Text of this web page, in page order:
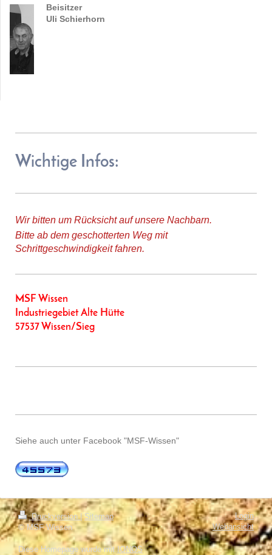
Beisitzer
Uli Schierhorn
Wichtige Infos:
Wir bitten um Rücksicht auf unsere Nachbarn.
Bitte ab dem geschotterten Weg mit
Schrittgeschwindigkeit fahren.
MSF Wissen
Industriegebiet Alte Hütte
57537 Wissen/Sieg
Siehe auch unter Facebook "MSF-Wissen"
Druckversion| Sitemap
© MSF Wissen
Diese Homepage wurde mitIONOS
Login
Webansicht